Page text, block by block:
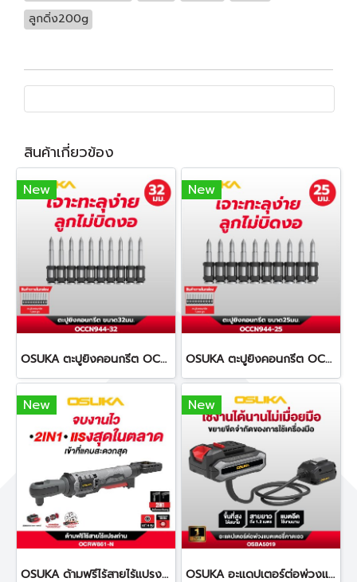
ลูกดิ่ง200g
สินค้าเกี่ยวข้อง
New
OSUKA ตะปูยิงคอนกรีต OCCN944-32 ทนทานต่อการกัดกร่อน
New
OSUKA ตะปูยิงคอนกรีต OCCN944-25 ทนทานต่อการกัดกร่อน
New
OSUKA ด้ามฟรีไร้สายไร้แปรงถ่าน OCRW861
New
OSUKA อะแดปเตอร์ต่อพ่วงแบตเตอรี่คาดเอว ยาว 1.2 เมตร OSBA5019